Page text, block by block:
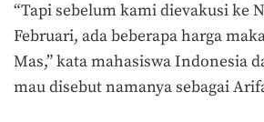
“Tapi sebelum kami dievakusi ke
Februari, ada beberapa harga
Mas,” kata mahasiswa Indonesia
mau disebut namanya sebagai